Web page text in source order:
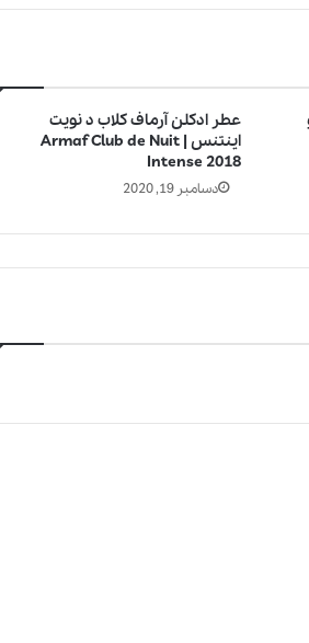
عطر ادکلن آرماف کلاب د نویت
اینتنس | Armaf Club de Nuit
Intense 2018
دسامبر 19, 2020